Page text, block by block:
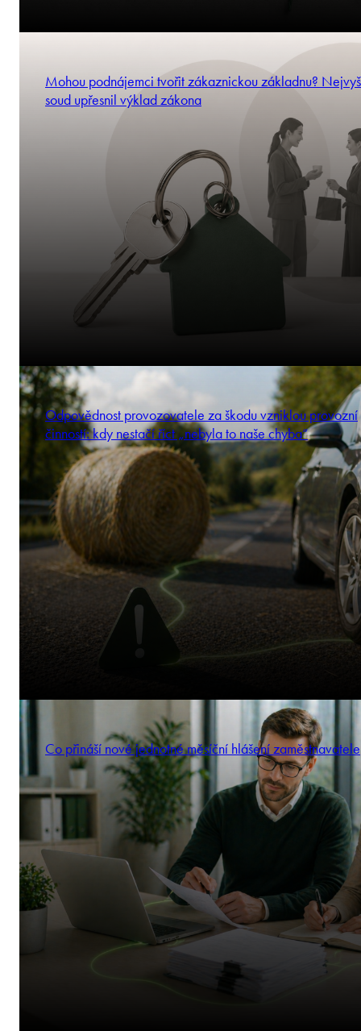
Mohou podnájemci tvořit zákaznickou základnu?
soud upřesnil výklad zákona
Odpovědnost provozovatele za škodu vzniklou provozní
činností: kdy nestačí říct „nebyla to naše chyba“
Co přináší nové jednotné měsíční hlášení zaměstnavatele